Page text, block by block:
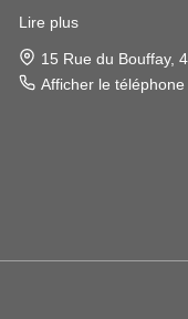
Notre assistante,
apportera également
Lire plus
15 Rue du Bouffay,
Afficher le téléphone